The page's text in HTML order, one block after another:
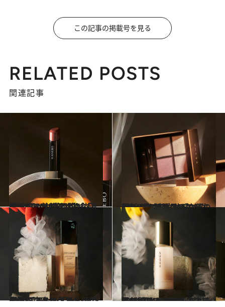
この記事の掲載号を見る
RELATED POSTS
関連記事
2024.12.7
最新ベストコスメ2024【リップ部門】「まるで唇の粘膜そのもの！」KANEBO“生命感ルージュ”が堂々の1位
ビューティ＆ヘルス 2024.12.7
最新ベストコスメ2024【アイシャドウ部門】“透ける立体感”が生まれると話題のTHREEのパレットに注目！
ビューティ＆ヘルス
2024.12.9
最新ベストコスメ2024【ファンデーション部門】コスメデコルテの大人気ファンデから待望のグロウタイプ
ビューティ＆ヘルス 2024.12.9
最新ベストコスメ2024【メイクアップベース部門】まるで「エステ帰りの肌！」が一日中続くSUQQUの下地
ビューティ＆ヘルス